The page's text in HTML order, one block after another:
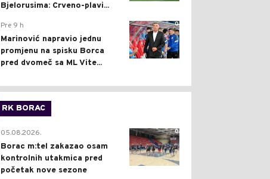
Bjelorusima: Crveno-plavi...
0
Pre 9 h
Marinović napravio jednu
promjenu na spisku Borca
pred dvomeč sa ML Vite...
RK BORAC
0
05.08.2026.
Borac m:tel zakazao osam
kontrolnih utakmica pred
početak nove sezone